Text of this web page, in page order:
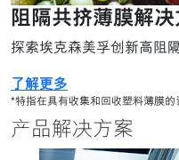
阻隔共挤薄膜解
探索埃克森美孚创新高阻
了解更多
*特指在具有收集和回收塑料薄膜的
产品解决方案